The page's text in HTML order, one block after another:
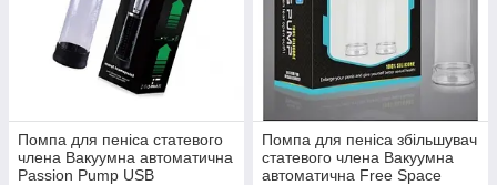
Помпа для пеніса статевого
члена Вакуумна автоматична
Passion Pump USB
Помпа для пеніса збільшувач
статевого члена Вакуумна
автоматична Free Space